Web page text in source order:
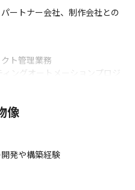
ートナー会社、制作会社との
ト管理業務
ングオートメーションプロジ
けるプロジェクト管理業務
管理業務
務
像
発や構築経験